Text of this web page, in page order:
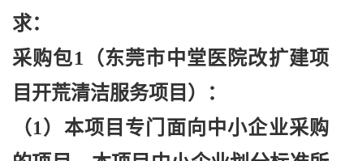
求：
采购包1（东莞市中堂医院改扩建项
目开荒清洁服务项目）：
（1）本项目专门面向中小企业采购